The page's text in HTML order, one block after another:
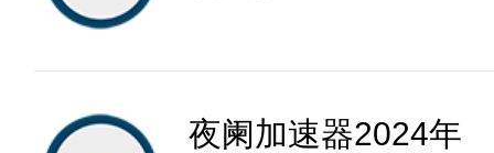
夜阑加速器2024年